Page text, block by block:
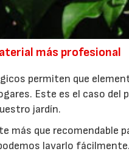
más profesional
permiten que
Este es el caso del
jardín.
más que recomendable
lavarlo